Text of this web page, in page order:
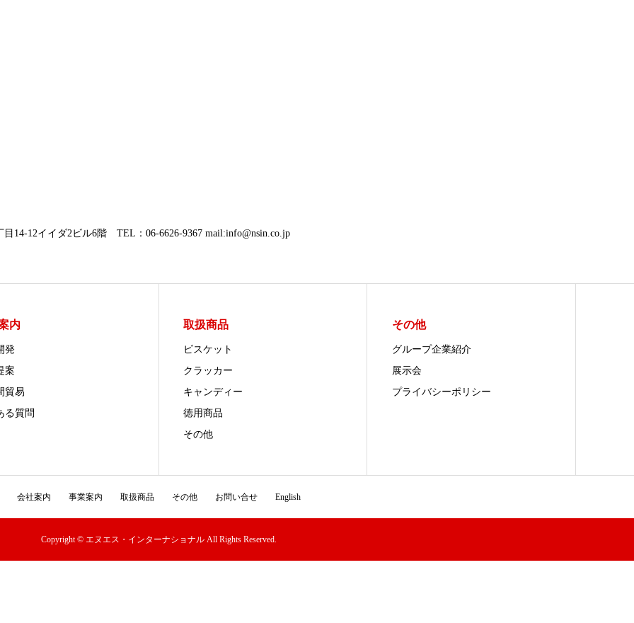
14-12イイダ2ビル6階 TEL：06-6626-9367 mail:info@nsin.co.jp
内
発
案
貿易
る質問
取扱商品
ビスケット
クラッカー
キャンディー
徳用商品
その他
その他
グループ企業紹介
展示会
プライバシーポリシー
会社案内 事業案内 取扱商品 その他 お問い合せ English
Copyright © エヌエス・インターナショナル All Rights Reserved.